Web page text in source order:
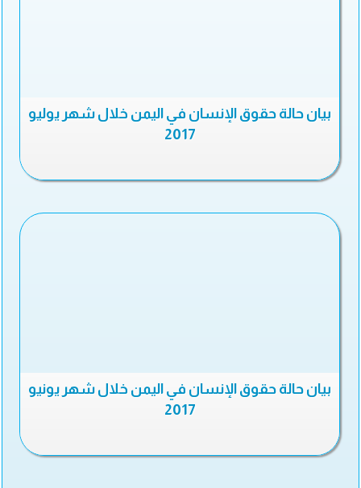
بيان حالة حقوق الإنسان في اليمن خلال شهر يوليو
2017
بيان حالة حقوق الإنسان في اليمن خلال شهر يونيو
2017